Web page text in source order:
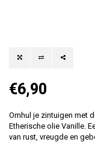
€6,90
Omhul je zintuigen met
Etherische olie Vanille.
van rust, vreugde en